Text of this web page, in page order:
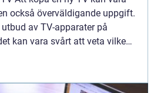
också överväldigande uppgift.
av TV-apparater på
kan vara svårt att veta vilken